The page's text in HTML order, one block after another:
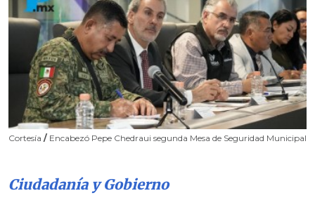
Cortesía / Encabezó Pepe Chedraui segunda Mesa de Seguridad Municipal
Ciudadanía y Gobierno